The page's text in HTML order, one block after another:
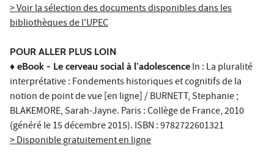
> Voir la sélection des documents disponibles dans les
bibliothèques de l'UPEC
POUR ALLER PLUS LOIN
♦ eBook - Le cerveau social à l’adolescence In : La pluralité
interprétative : Fondements historiques et cognitifs de la
notion de point de vue [en ligne] / BURNETT, Stephanie ;
BLAKEMORE, Sarah-Jayne. Paris : Collège de France, 2010
(généré le 15 décembre 2015). ISBN : 9782722601321
> Disponible gratuitement en ligne